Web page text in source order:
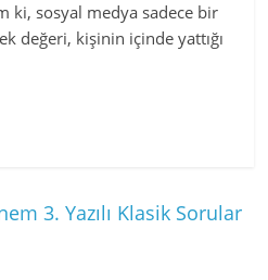
ki, sosyal medya sadece bir
değeri, kişinin içinde yattığı
3. Yazılı Klasik Sorular